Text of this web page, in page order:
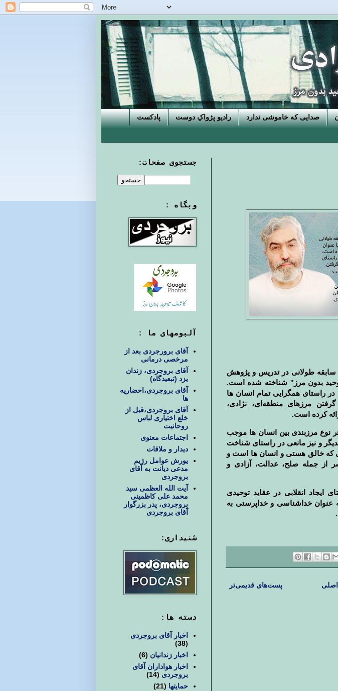
صدایی که خاموشی ندارد رادیو پژواکِ دوست پادکست
سابقه طولانی در تدریس و پژوهش
بدون مرز" شناخته شده است.
راستای همگرایی تمام انسان ها
مرزهای منطقه‌ای، نژادی،
کرده است.
نوع مرزبندی بین انسان ها موجب
و نیز مانعی در راستای شناخت
که خالق هستی و انسان ها است و
از جمله صلح، عدالت، آزادی و
انقلابی در عقاید توحیدی
عنوان خداشناسی و خداپرستی به
پست‌های قدیمی‌تر
جستجوی صفحات:
وبگاه :
آلبومهای ما :
آقای برورجردی بعد از
مرخصی درمانی
آقای بروجردی، زندان
یزد (تبعیدگاه)
آقای بروجردی،احضاریه
ها
آقای بروجردی،قبل از
خلع اختیاری لباس
روحانیت
اجتماعات معنوی
دیدار و ملاقات
یورش عوامل رژیم
مدعی دیانت به آقای
بروجردی
آیت الله العظمی سید
محمد علی کاظمینی
بروجردی، پدر بزرگوار
آقای بروجردی
شنیداری:
دسته ها:
اخبار آقای بروجردی
(38)
اخبار زندانیان (6)
اخبار هواداران آقای
بروجردی (14)
حمایتها (21)